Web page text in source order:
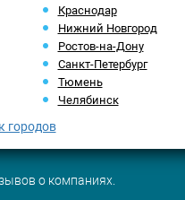
Краснодар
Нижний Новгород
Ростов-на-Дону
Санкт-Петербург
Тюмень
Челябинск
городов
о компаниях.